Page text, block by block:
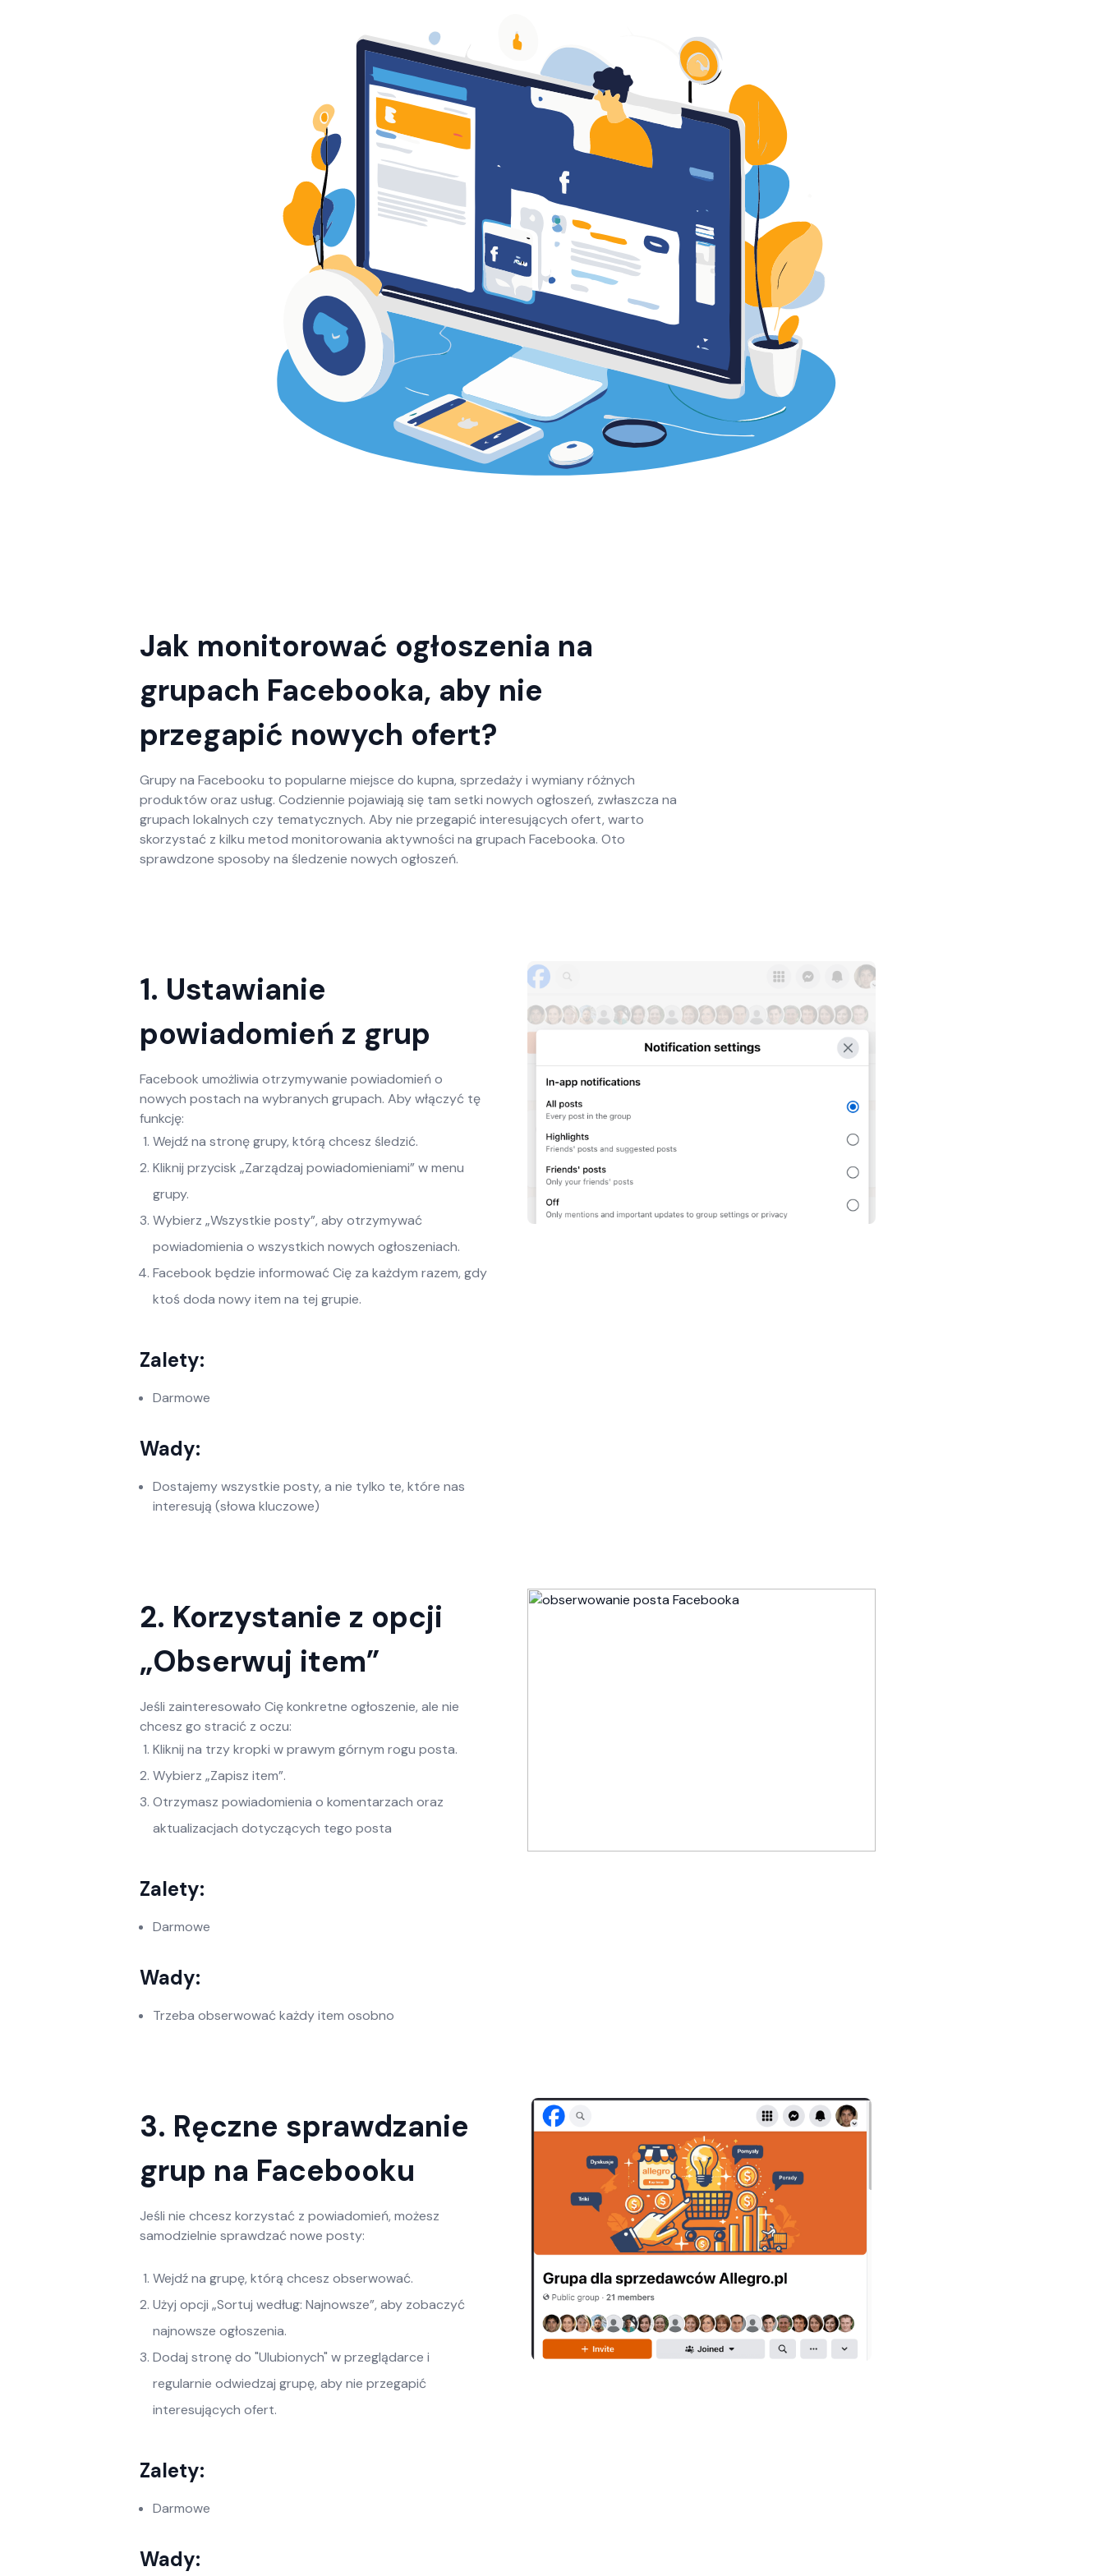
Jak monitorować ogłoszenia na
grupach Facebooka, aby nie
przegapić nowych ofert?
Grupy na Facebooku to popularne miejsce do kupna, sprzedaży i wymiany różnych
produktów oraz usług. Codziennie pojawiają się tam setki nowych ogłoszeń, zwłaszcza na
grupach lokalnych czy tematycznych. Aby nie przegapić interesujących ofert, warto
skorzystać z kilku metod monitorowania aktywności na grupach Facebooka. Oto
sprawdzone sposoby na śledzenie nowych ogłoszeń.
1. Ustawianie
powiadomień z grup
Facebook umożliwia otrzymywanie powiadomień o
nowych postach na wybranych grupach. Aby włączyć tę
funkcję:
Wejdź na stronę grupy, którą chcesz śledzić.
Kliknij przycisk „Zarządzaj powiadomieniami” w menu
grupy.
Wybierz „Wszystkie posty”, aby otrzymywać
powiadomienia o wszystkich nowych ogłoszeniach.
Facebook będzie informować Cię za każdym razem, gdy
ktoś doda nowy item na tej grupie.
Zalety:
Darmowe
Wady:
Dostajemy wszystkie posty, a nie tylko te, które nas
interesują (słowa kluczowe)
2. Korzystanie z opcji
„Obserwuj item”
Jeśli zainteresowało Cię konkretne ogłoszenie, ale nie
chcesz go stracić z oczu:
Kliknij na trzy kropki w prawym górnym rogu posta.
Wybierz „Zapisz item”.
Otrzymasz powiadomienia o komentarzach oraz
aktualizacjach dotyczących tego posta
Zalety:
Darmowe
Wady:
Trzeba obserwować każdy item osobno
3. Ręczne sprawdzanie
grup na Facebooku
Jeśli nie chcesz korzystać z powiadomień, możesz
samodzielnie sprawdzać nowe posty:
Wejdź na grupę, którą chcesz obserwować.
Użyj opcji „Sortuj według: Najnowsze”, aby zobaczyć
najnowsze ogłoszenia.
Dodaj stronę do "Ulubionych" w przeglądarce i
regularnie odwiedzaj grupę, aby nie przegapić
interesujących ofert.
Zalety:
Darmowe
Wady: